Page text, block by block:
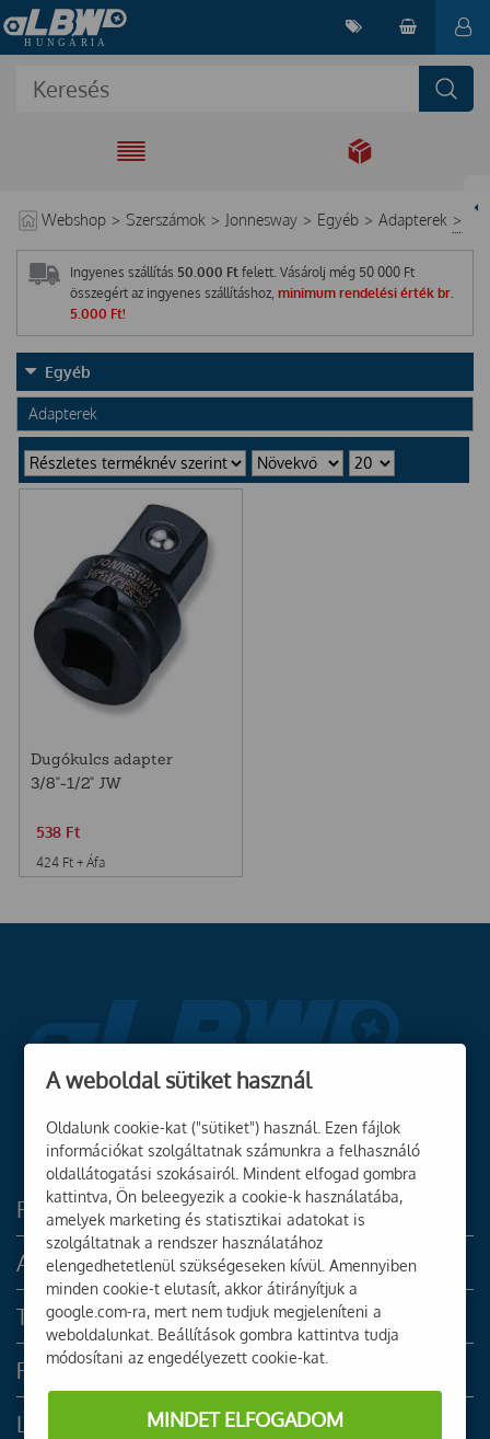
EGYÜTT A
Webshop > Szerszámok > Jonnesway > Egyéb > Adapterek >
Ingyenes szállítás 50.000 Ft felett. Vásárolj még 50 000 Ft
összegért az ingyenes szállításhoz, minimum rendelési érték br.
5.000 Ft!
Egyéb
Adapterek
Dugókulcs adapter
3/8"-1/2" JW
538 Ft
424 Ft + Áfa
Főoldal
Akciók
Termékek
Rólunk
LBW Grafika
A weboldal sütiket használ
Oldalunk cookie-kat ("sütiket") használ. Ezen fájlok
információkat szolgáltatnak számunkra a felhasználó
oldallátogatási szokásairól. Mindent elfogad gombra
kattintva, Ön beleegyezik a cookie-k használatába,
amelyek marketing és statisztikai adatokat is
szolgáltatnak a rendszer használatához
elengedhetetlenül szükségeseken kívül. Amennyiben
minden cookie-t elutasít, akkor átirányítjuk a
google.com-ra, mert nem tudjuk megjeleníteni a
weboldalunkat. Beállítások gombra kattintva tudja
módosítani az engedélyezett cookie-kat.
MINDET ELFOGADOM